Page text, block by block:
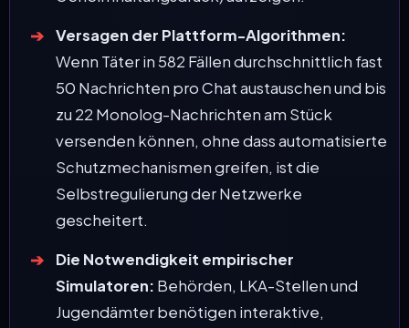
Versagen der Plattform-Algorithmen:
Wenn Täter in 582 Fällen durchschnittlich fast
50 Nachrichten pro Chat austauschen und bis
zu 22 Monolog-Nachrichten am Stück
versenden können, ohne dass automatisierte
Schutzmechanismen greifen, ist die
Selbstregulierung der Netzwerke
gescheitert.
Die Notwendigkeit empirischer
Simulatoren: Behörden, LKA-Stellen und
Jugendämter benötigen interaktive,